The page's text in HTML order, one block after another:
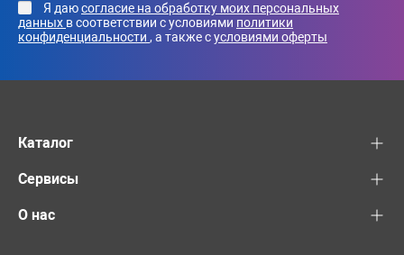
Я даюсогласие на обработку моих персональных
данных в соответствии с условиями политики
конфиденциальности , а также сусловиями оферты
Каталог
Сервисы
О нас